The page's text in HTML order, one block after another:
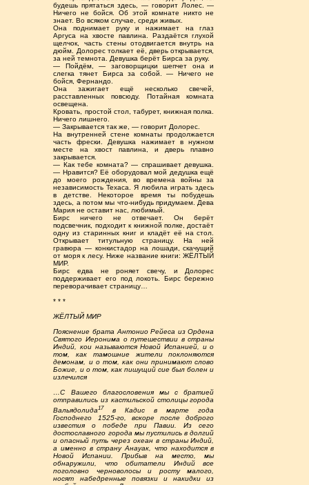
будешь прятаться здесь, — говорит Лолес. —
Ничего не бойся. Об этой комнате никто не
знает. Во всяком случае, среди живых.
Она поднимает руку и нажимает на глаз
Аргуса на хвосте павлина. Раздаётся глухой
щелчок, часть стены отодвигается внутрь на
дюйм. Долорес толкает её, дверь открывается,
за ней темнота. Девушка берёт Бирса за руку.
— Пойдём, — заговорщицки шепчет она и
слегка тянет Бирса за собой. — Ничего не
бойся, Фернандо.
Она зажигает ещё несколько свечей,
расставленных повсюду. Потайная комната
освещена.
Кровать, простой стол, табурет, книжная полка.
Ничего лишнего.
— Закрывается так же, — говорит Долорес.
На внутренней стене комнаты продолжается
часть фрески. Девушка нажимает в нужном
месте на хвост павлина, и дверь плавно
закрывается.
— Как тебе комната? — спрашивает девушка.
— Нравится? Её оборудовал мой дедушка ещё
до моего рождения, во времена войны за
независимость Техаса. Я любила играть здесь
в детстве. Некоторое время ты побудешь
здесь, а потом мы что-нибудь придумаем. Дева
Мария не оставит нас, любимый.
Бирс ничего не отвечает. Он берёт
подсвечник, подходит к книжной полке, достаёт
одну из старинных книг и кладёт её на стол.
Открывает титульную страницу. На ней
гравюра — конкистадор на лошади, скачущий
от моря к лесу. Ниже название книги: ЖЁЛТЫЙ
МИР.
Бирс едва не роняет свечу, и Долорес
поддерживает его под локоть. Бирс бережно
переворачивает страницу…
* * *
ЖЁЛТЫЙ МИР
Пояснение брата Антонио Рейеса из Ордена
Святого Иеронима о путешествии в страны
Индий, кои называются Новой Испанией, и о
том, как тамошние жители поклоняются
демонам, и о том, как они принимают слово
Божие, и о том, как пишущий сие был болен и
излечился
…С Вашего благословения мы с братией
отправились из кастильской столицы города
Вальядолида17 в Кадис в марте года
Господнего 1525-го, вскоре после доброго
известия о победе при Павии. Из сего
достославного города мы пустились в долгий
и опасный путь через океан в страны Индий,
а именно в страну Анауак, что находится в
Новой Испании. Прибыв на место, мы
обнаружили, что обитатели Индий все
поголовно черноволосы и росту малого,
носят набедренные повязки и накидки из